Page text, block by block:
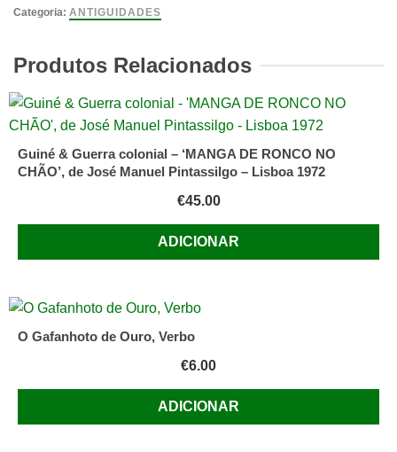
E
Vinho
Do
Porto
Categoria: ANTIGUIDADES
Produtos Relacionados
Guiné & Guerra colonial – ‘MANGA DE RONCO NO
CHÃO’, de José Manuel Pintassilgo – Lisboa 1972
€45.00
ADICIONAR
O Gafanhoto de Ouro, Verbo
€6.00
ADICIONAR